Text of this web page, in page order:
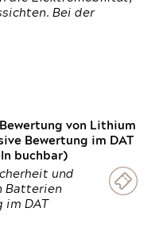
Bei der
von Lithium
Bewertung im DAT
buchbar)
und
Batterien
im DAT